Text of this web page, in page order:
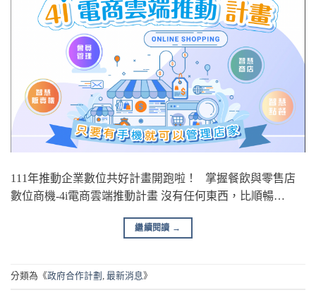
111年推動企業數位共好計畫開跑啦！ 掌握餐飲與零售店
數位商機-4i電商雲端推動計畫 沒有任何東西，比順暢…
繼續閱讀 →
分類為《政府合作計劃 , 最新消息》